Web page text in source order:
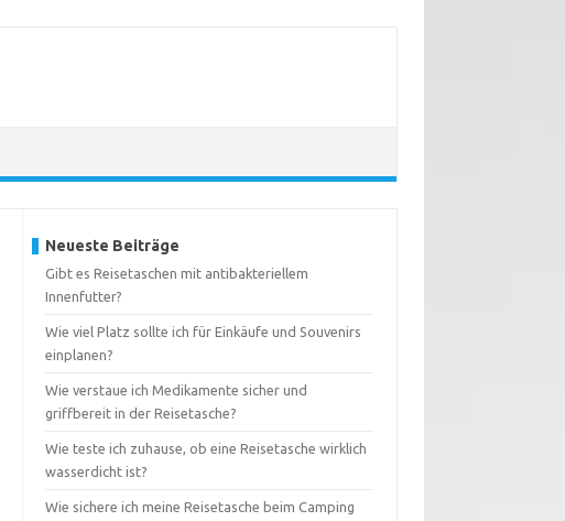
Neueste Beiträge
Gibt es Reisetaschen mit antibakteriellem
Innenfutter?
Wie viel Platz sollte ich für Einkäufe und Souvenirs
einplanen?
Wie verstaue ich Medikamente sicher und
griffbereit in der Reisetasche?
Wie teste ich zuhause, ob eine Reisetasche wirklich
wasserdicht ist?
Wie sichere ich meine Reisetasche beim Camping